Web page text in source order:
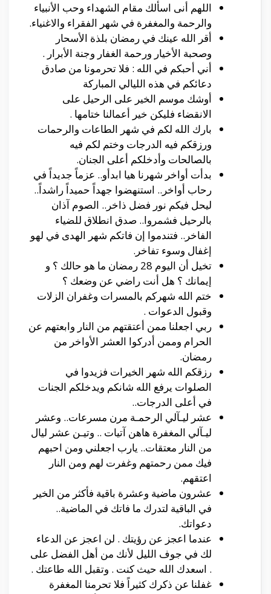
اللهم أنى اسألك مقام الشهداء وحب الأنبياء
والرحمة والمغفرة في شهر الفقراء والاغنياء.
أقر الله عينك في رمضان بلذة الأسحار
وصحبة الأخيار ورحمة الغفار وجنة الأبرار .
أني أحبكم في الله : فلا تحرمونا من صادق
دعائكم في هذه الليالي المباركة
أوشك موسم الخير على الرحيل على
الانقضاء فليكن خير أعمالنا ختامها .
بارك الله لكم في شهر الطاعات والرحمات
ورزقكم فيه الدرجات وختم لكم فيه
بالصالحات وأدخلكم أعلى الجنان.
بدأت أواخر شهرنا هيا ابدأو.. عزماً جديداً في
رحاب أواخر.. استنهضوا جهداً حميداً راشداً..
ليحل فيكم نور فضل ذاخر.. الصوم آذان
بالرحيل فشمروا.. صدق انطلاق للضياء
الفاخر.. فتندموا إن فاتكم شهر الهدى في لهو
إغفال وسوء تفاخر.
تخيل أن اليوم 28 رمضان ما هو حالك ؟ و
إيمانك ؟ هل أنت راضي عن وضعك ؟
ختم الله شهركم بالمسرات وغفران الزلات
وقبول الدعوات .
ربي اجعلنا ممن أعتقتهم من النار وابعتهم عن
الحرام وممن أدركوا العشر الأواخر من
رمضان.
رزقكم الله شهر الخيرات فزيدوا في
الصلوات يرفع الله شانكم ويدخلكم الجنات
في أعلى الدرجات..
عشر ليـآلي الرحمـة مرن مسرعات.. وعشر
ليـآلي المغفرة هاهن آتيات .. وتيـن عشر ليال
من النار معتقات.. يارب اجعلني ومن احبهم
فيك ممن رحمتهم وغفرت لهم ومن النار
اعتقهم.
عشرون ماضية وعشرة باقية فأكثر من الخير
في الباقية لتدرك ما فاتك في الماضية..
دعواتك.
عندما اعجز عن رؤيتك . لن اعجز عن الدعاء
لك في جوف الليل لأنك من أهل الفضل على
. اسعدك الله حيث كنت . وتقبل الله طاعتك .
غفلنا عن ذكرك كثيراً فلا تحرمنا المغفرة